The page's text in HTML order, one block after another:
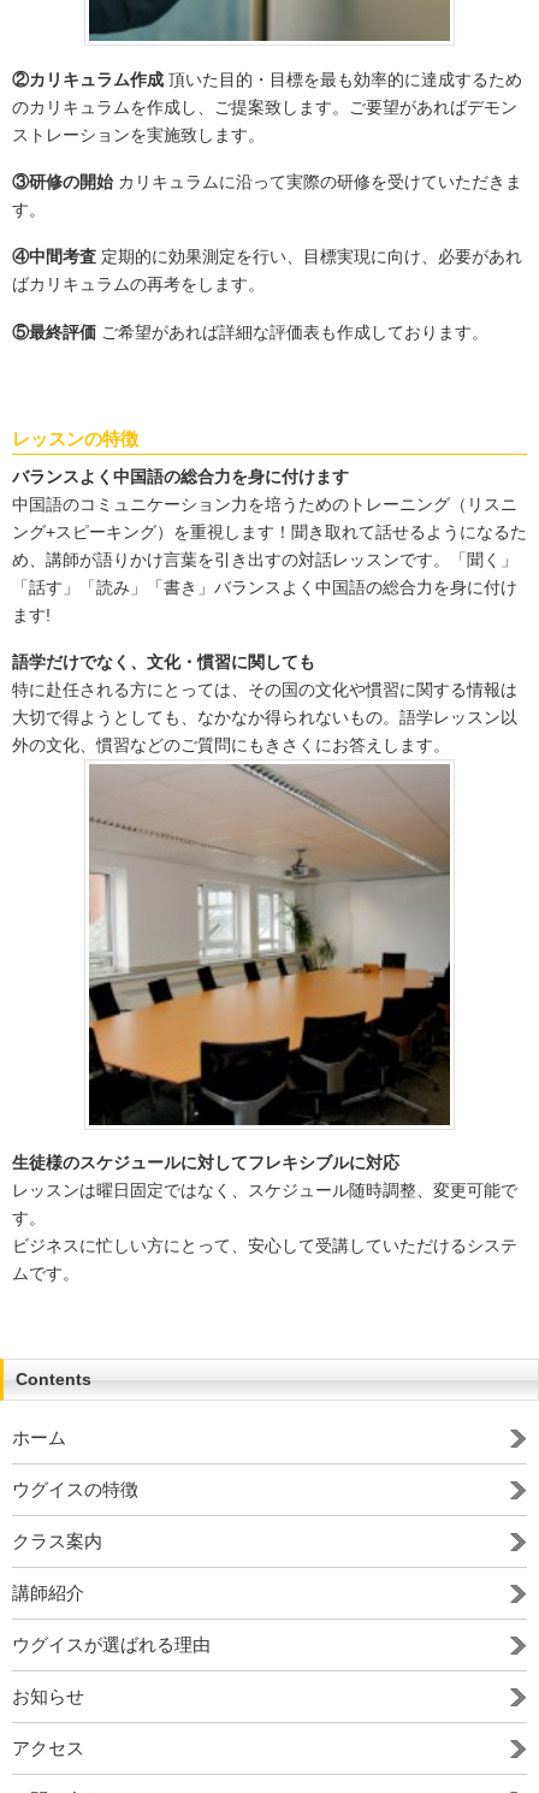
②カリキュラム作成 頂いた目的・目標を最も効率的に達成するため
のカリキュラムを作成し、ご提案致します。ご要望があればデモン
ストレーションを実施致します。
③研修の開始 カリキュラムに沿って実際の研修を受けていただきま
す。
④中間考査 定期的に効果測定を行い、目標実現に向け、必要があれ
ばカリキュラムの再考をします。
⑤最終評価 ご希望があれば詳細な評価表も作成しております。
レッスンの特徴
バランスよく中国語の総合力を身に付けます
中国語のコミュニケーション力を培うためのトレーニング（リスニ
ング+スピーキング）を重視します！聞き取れて話せるようになるた
め、講師が語りかけ言葉を引き出すの対話レッスンです。「聞く」
「話す」「読み」「書き」バランスよく中国語の総合力を身に付け
ます!
語学だけでなく、文化・慣習に関しても
特に赴任される方にとっては、その国の文化や慣習に関する情報は
大切で得ようとしても、なかなか得られないもの。語学レッスン以
外の文化、慣習などのご質問にもきさくにお答えします。
生徒様のスケジュールに対してフレキシブルに対応
レッスンは曜日固定ではなく、スケジュール随時調整、変更可能で
す。
ビジネスに忙しい方にとって、安心して受講していただけるシステ
ムです。
Contents
ホーム
ウグイスの特徴
クラス案内
講師紹介
ウグイスが選ばれる理由
お知らせ
アクセス